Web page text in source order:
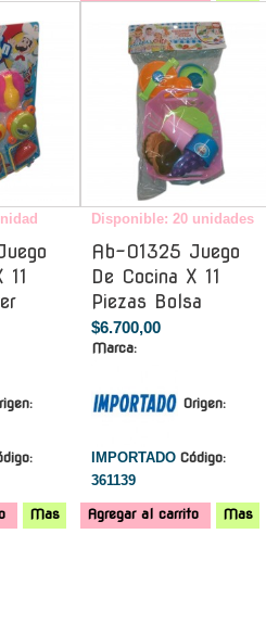
11
Mas
Disponible: 20 unidades
Ab-01325 Juego
De Cocina X 11
Piezas Bolsa
$6.700,00
Marca:
Origen:
IMPORTADO Código:
361139
Agregar al carrito Mas